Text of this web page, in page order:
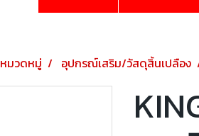
หมวดหมู่ อุปกรณ์เสริม/วัสดุสิ้นเปลือง